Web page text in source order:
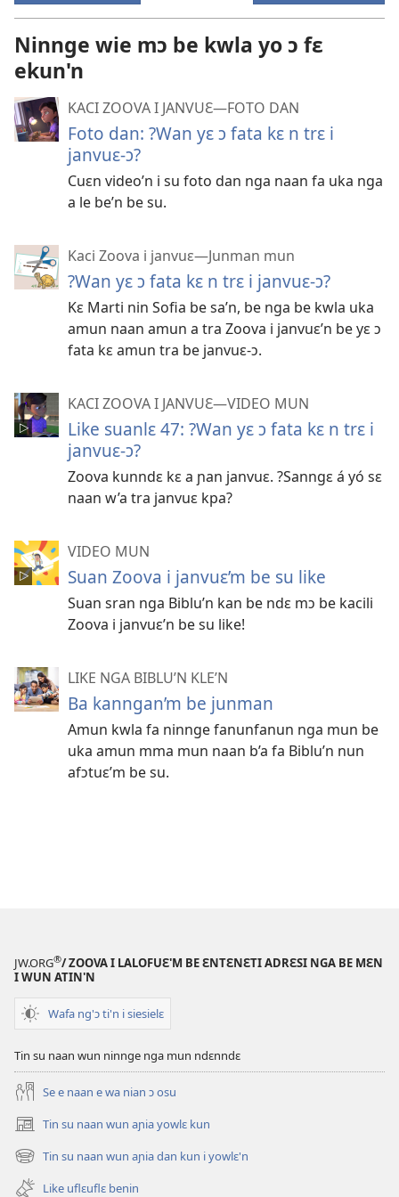
Ninnge wie mɔ be kwla yo ɔ fɛ
ekun'n
KACI ZOOVA I JANVUƐ—FOTO DAN
Foto dan: ?Wan yɛ ɔ fata kɛ n trɛ i
janvuɛ-ɔ?
Cuɛn video’n i su foto dan nga naan fa uka nga
a le be’n be su.
Kaci Zoova i janvuɛ—Junman mun
?Wan yɛ ɔ fata kɛ n trɛ i janvuɛ-ɔ?
Kɛ Marti nin Sofia be sa’n, be nga be kwla uka
amun naan amun a tra Zoova i janvuɛ’n be yɛ ɔ
fata kɛ amun tra be janvuɛ-ɔ.
KACI ZOOVA I JANVUƐ—VIDEO MUN
Like suanlɛ 47: ?Wan yɛ ɔ fata kɛ n trɛ i
janvuɛ-ɔ?
Zoova kunndɛ kɛ a ɲan janvuɛ. ?Sanngɛ á yó sɛ
naan w’a tra janvuɛ kpa?
VIDEO MUN
Suan Zoova i janvuɛ’m be su like
Suan sran nga Biblu’n kan be ndɛ mɔ be kacili
Zoova i janvuɛ’n be su like!
LIKE NGA BIBLU’N KLE’N
Ba kanngan’m be junman
Amun kwla fa ninnge fanunfanun nga mun be
uka amun mma mun naan b’a fa Biblu’n nun
afɔtuɛ’m be su.
JW.ORG®/ ZOOVA I LALOFUƐ'M BE ƐNTƐNƐTI ADRƐSI NGA BE MƐN
I WUN ATIN'N
Wafa ng'ɔ ti'n i siesielɛ
Tin su naan wun ninnge nga mun ndɛnndɛ
Se e naan e wa nian ɔ osu
Tin su naan wun aɲia yowlɛ kun
(opens
new
window)
Tin su naan wun aɲia dan kun i yowlɛ'n
(opens
new Like uflɛuflɛ benin